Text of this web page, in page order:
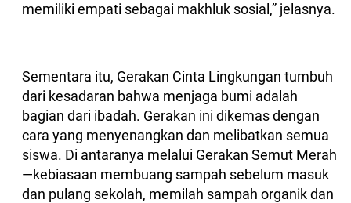
memiliki empati sebagai makhluk sosial,” jelasnya.
Sementara itu, Gerakan Cinta Lingkungan tumbuh
dari kesadaran bahwa menjaga bumi adalah
bagian dari ibadah. Gerakan ini dikemas dengan
cara yang menyenangkan dan melibatkan semua
siswa. Di antaranya melalui Gerakan Semut Merah
—kebiasaan membuang sampah sebelum masuk
dan pulang sekolah, memilah sampah organik dan